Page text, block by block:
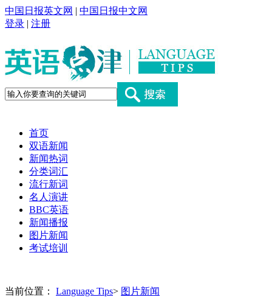
中国日报英文网 | 中国日报中文网
登录 | 注册
首页
双语新闻
新闻热词
分类词汇
流行新词
名人演讲
BBC英语
新闻播报
图片新闻
考试培训
当前位置： Language Tips> 图片新闻